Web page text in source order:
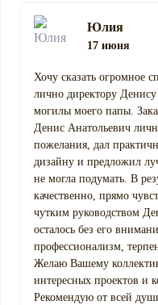
Юлия
17 июня
Хочу сказать огромное
лично директору Денису
могилы моего папы.
Денис Анатольевич
пожелания, дал
дизайну и предложил
не могла подумать. В
качественно, прямо
чутким руководством
осталось без его
профессионализм,
Желаю Вашему
интересных проектов и
Рекомендую от всей